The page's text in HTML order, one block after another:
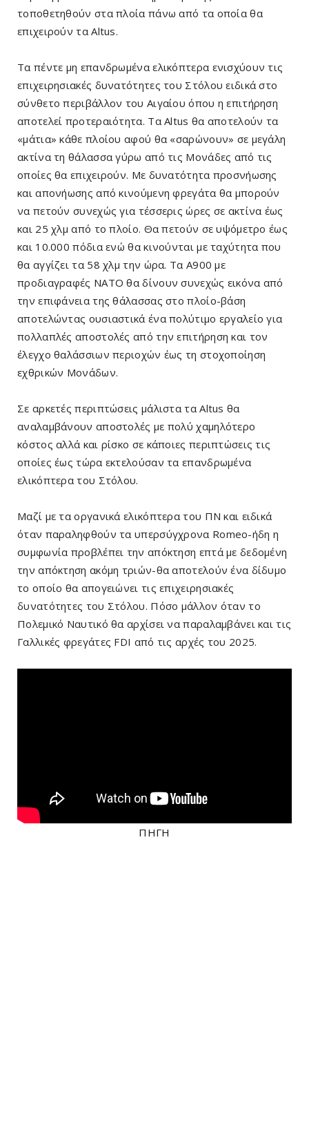
τοποθετηθούν στα πλοία πάνω από τα οποία θα
επιχειρούν τα Altus.
Τα πέντε μη επανδρωμένα ελικόπτερα ενισχύουν τις
επιχειρησιακές δυνατότητες του Στόλου ειδικά στο
σύνθετο περιβάλλον του Αιγαίου όπου η επιτήρηση
αποτελεί προτεραιότητα. Tα Altus θα αποτελούν τα
«μάτια» κάθε πλοίου αφού θα «σαρώνουν» σε μεγάλη
ακτίνα τη θάλασσα γύρω από τις Μονάδες από τις
οποίες θα επιχειρούν. Με δυνατότητα προσνήωσης
και απονήωσης από κινούμενη φρεγάτα θα μπορούν
να πετούν συνεχώς για τέσσερις ώρες σε ακτίνα έως
και 25 χλμ από το πλοίο. Θα πετούν σε υψόμετρο έως
και 10.000 πόδια ενώ θα κινούνται με ταχύτητα που
θα αγγίζει τα 58 χλμ την ώρα. Τα A900 με
προδιαγραφές ΝΑΤΟ θα δίνουν συνεχώς εικόνα από
την επιφάνεια της θάλασσας στο πλοίο-βάση
αποτελώντας ουσιαστικά ένα πολύτιμο εργαλείο για
πολλαπλές αποστολές από την επιτήρηση και τον
έλεγχο θαλάσσιων περιοχών έως τη στοχοποίηση
εχθρικών Μονάδων.
Σε αρκετές περιπτώσεις μάλιστα τα Altus θα
αναλαμβάνουν αποστολές με πολύ χαμηλότερο
κόστος αλλά και ρίσκο σε κάποιες περιπτώσεις τις
οποίες έως τώρα εκτελούσαν τα επανδρωμένα
ελικόπτερα του Στόλου.
Μαζί με τα οργανικά ελικόπτερα του ΠΝ και ειδικά
όταν παραληφθούν τα υπερσύγχρονα Romeo-ήδη η
συμφωνία προβλέπει την απόκτηση επτά με δεδομένη
την απόκτηση ακόμη τριών-θα αποτελούν ένα δίδυμο
το οποίο θα απογειώνει τις επιχειρησιακές
δυνατότητες του Στόλου. Πόσο μάλλον όταν το
Πολεμικό Ναυτικό θα αρχίσει να παραλαμβάνει και τις
Γαλλικές φρεγάτες FDI από τις αρχές του 2025.
ΠΗΓΗ